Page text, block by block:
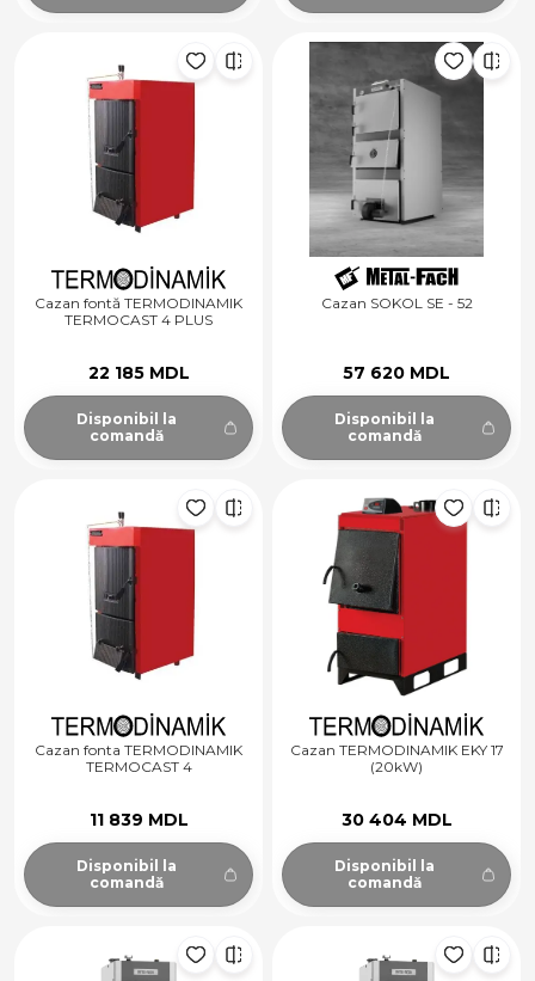
Cazan fontă TERMODINAMIK
TERMOCAST 4 PLUS
22 185 MDL
Disponibil la
comandă
Cazan SOKOL SE - 52
57 620 MDL
Disponibil la
comandă
Cazan fonta TERMODINAMIK
TERMOCAST 4
11 839 MDL
Disponibil la
comandă
Cazan TERMODINAMIK EKY 17
(20kW)
30 404 MDL
Disponibil la
comandă